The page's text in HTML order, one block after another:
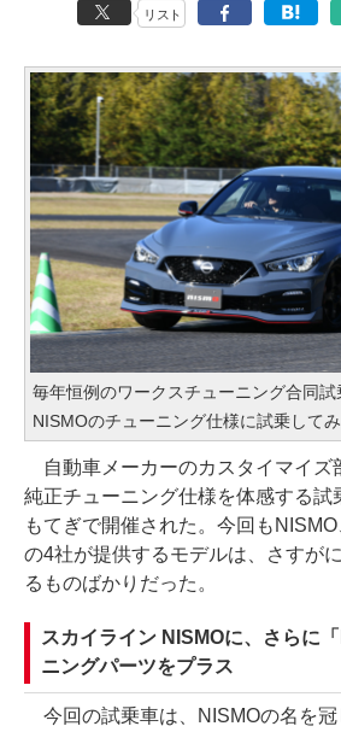
リスト
毎年恒例のワークスチューニング合同
NISMOのチューニング仕様に試乗して
自動車メーカーのカスタイマイズ
純正チューニング仕様を体感する試
もてぎで開催された。今回も
の4社が提供するモデルは、さすが
るものばかりだった。
スカイライン NISMOに、さらに
ニングパーツをプラス
今回の試乗車は、NISMOの名を冠